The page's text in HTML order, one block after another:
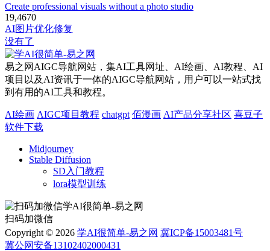
Create professional visuals without a photo studio
19,4670
AI图片优化修复
没有了
易之网AIGC导航网站，集AI工具网址、AI绘画、AI教程、AI
项目以及AI资讯于一体的AIGC导航网站，用户可以一站式找
到有用的AI工具和教程。
AI绘画 AIGC项目教程 chatgpt 佰漫画 AI产品分享社区 喜豆子
软件下载
Midjourney
Stable Diffusion
SD入门教程
lora模型训练
扫码加微信
Copyright © 2026 学AI很简单-易之网 冀ICP备15003481号
冀公网安备13102402000431